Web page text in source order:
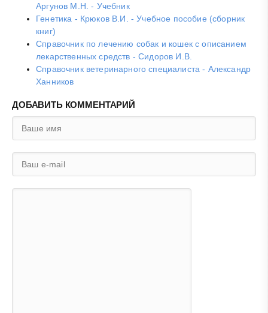
Аргунов М.Н. - Учебник
Генетика - Крюков В.И. - Учебное пособие (сборник
книг)
Справочник по лечению собак и кошек с описанием
лекарственных средств - Сидоров И.В.
Справочник ветеринарного специалиста - Александр
Ханников
ДОБАВИТЬ КОММЕНТАРИЙ